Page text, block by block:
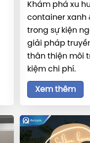
Khám phá xu
container xanh
trong sự kiện
giải pháp
thân thiện môi
kiệm chi phí.
Xem thêm